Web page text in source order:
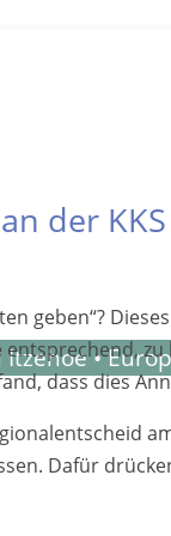
•
der KKS
geben“?
dass dies
Dafür